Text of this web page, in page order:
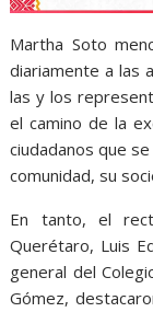
Martha Soto
diariamente a las
las y los
el camino de la
ciudadanos que
comunidad, su
En tanto, el
Querétaro, Luis
general del
Gómez,